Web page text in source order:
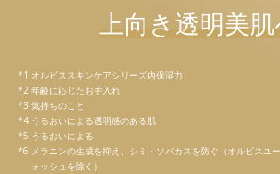
上向き透明美
オルビススキンケアシリーズ内保湿力
年齢に応じたお手入れ
気持ちのこと
うるおいによる透明感のある肌
うるおいによる
メラニンの生成を抑え、シミ・ソバカスを防ぐ（オルビスユ
ォッシュを除く）